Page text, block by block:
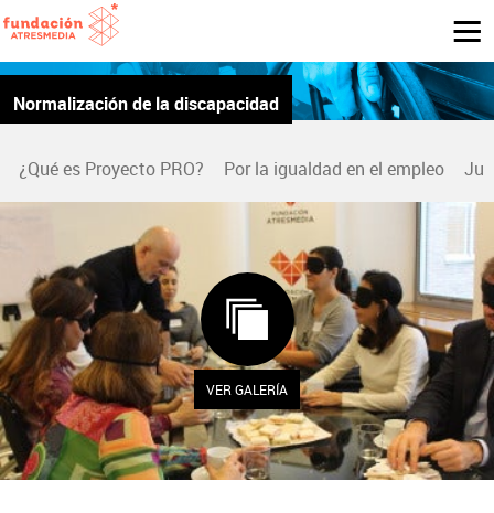
Normalización de la discapacidad
¿Qué es Proyecto PRO? Por la igualdad en el empleo
VER GALERÍA